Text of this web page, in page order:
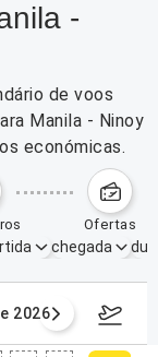
-
de voos
Manila - Ninoy
económicas.
ofertas
chegada
2026 17–23